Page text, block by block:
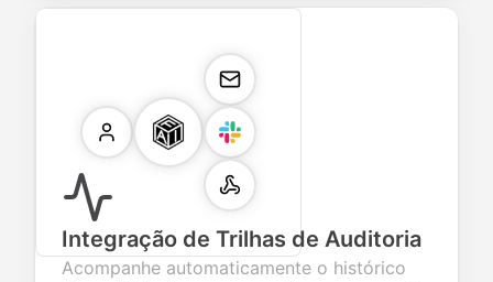
Integração de Trilhas de Auditoria
Acompanhe automaticamente o histórico